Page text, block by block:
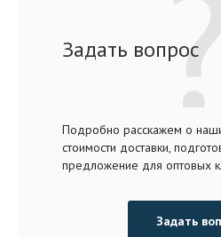
Задать вопрос
Подробно расскажем о
стоимости доставки,
предложение для оптовых
Задать